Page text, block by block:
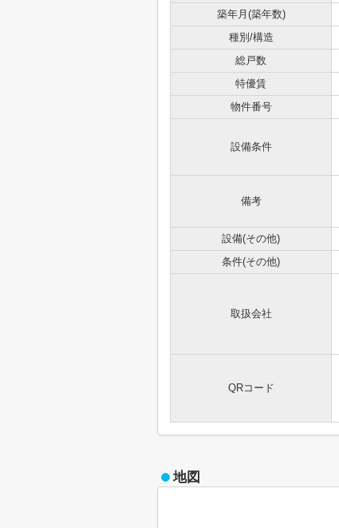
築年月(築年数)
種別/構造
総戸数
特優賃
物件番号
設備条件
備考
設備(その他)
条件(その他)
取扱会社
QRコード
地図